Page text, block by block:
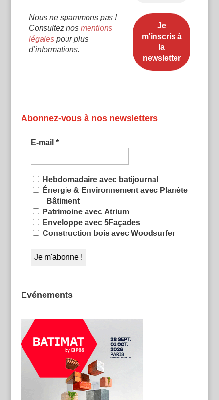
Nous ne spammons pas !
Consultez nos mentions
légalespour plus
d’informations.
Abonnez-vous à nos newsletters
E-mail *
Hebdomadaire avec batijournal
Énergie & Environnement avec Planète
Bâtiment
Patrimoine avec Atrium
Enveloppe avec 5Façades
Construction bois avec Woodsurfer
Evénements